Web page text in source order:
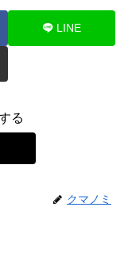
LINE
る
クマノミ